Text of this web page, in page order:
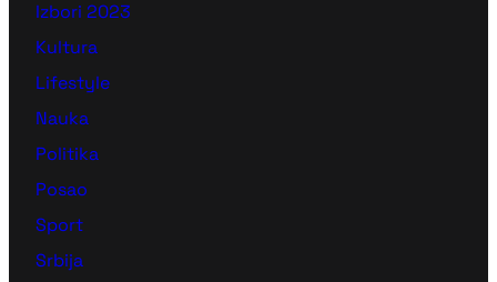
Izbori 2023
Kultura
Lifestyle
Nauka
Politika
Posao
Sport
Srbija